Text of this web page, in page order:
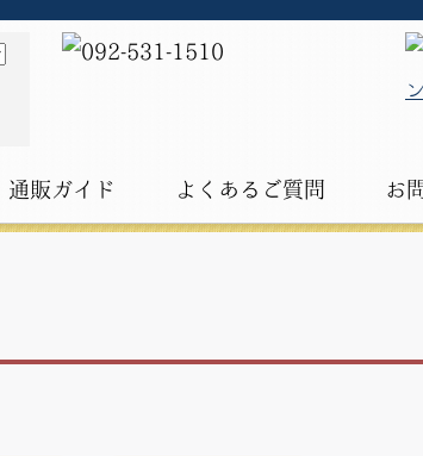
通販ガイド よくあるご質問 お